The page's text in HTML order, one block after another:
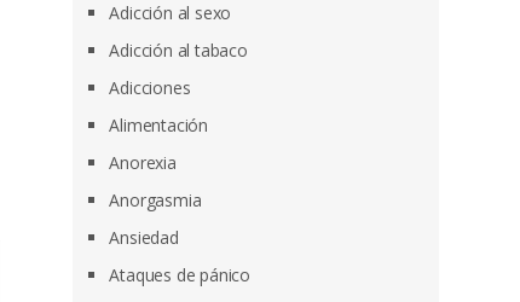
Adicción al sexo
Adicción al tabaco
Adicciones
Alimentación
Anorexia
Anorgasmia
Ansiedad
Ataques de pánico